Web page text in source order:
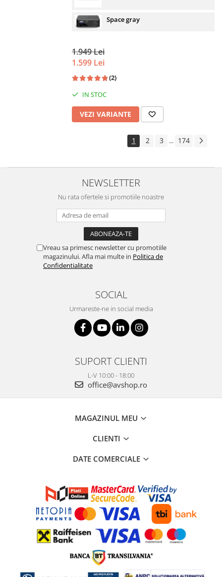
Space gray
1.949 Lei
1.599 Lei
(2)
IN STOC
VEZI VARIANTE
1 2 3 ... 174
NEWSLETTER
Nu rata ofertele si promotiile noastre
Vreau sa primesc newsletter cu promotiile
magazinului. Afla mai multe in Politica de
Confidentialitate
SOCIAL
Urmareste-ne in social media
SUPORT CLIENTI
L-V 10:00 - 18:00
office@avshop.ro
MAGAZINUL MEU
CLIENTI
DATE COMERCIALE